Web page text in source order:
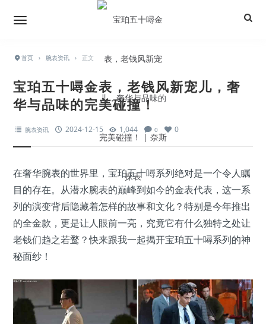
首页 › 腕表资讯 › 正文
宝珀五十噚金表，老钱风新宠儿，奢
华与品味的完美碰撞！
腕表资讯 2024-12-15 1,044 0 0
在奢华腕表的世界里，宝珀五十噚系列绝对是一个令人瞩
目的存在。从潜水腕表的巅峰到如今的金表代表，这一系
列的演变背后隐藏着怎样的故事和文化？特别是今年推出
的全金款，更是让人眼前一亮，究竟它有什么独特之处让
老钱们趋之若鹜？快来跟我一起揭开宝珀五十噚系列的神
秘面纱！